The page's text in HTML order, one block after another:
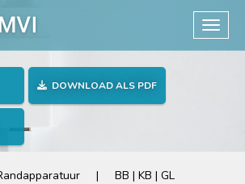
DOWNLOAD ALS PDF
| BB | KB | GL